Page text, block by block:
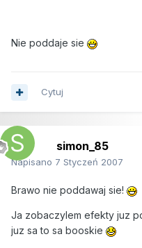
Nie poddaje sie
Cytuj
simon_85
Napisano 7 Styczeń 2007
Brawo nie poddawaj sie!
Ja zobaczylem efekty juz
juz sa to sa booskie